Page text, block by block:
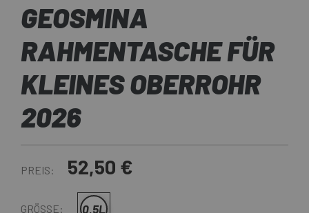
GEOSMINA
RAHMENTASCHE FÜR
KLEINES OBERROHR
2026
PREIS: 52,50 €
GRÖSSE: 0,5L